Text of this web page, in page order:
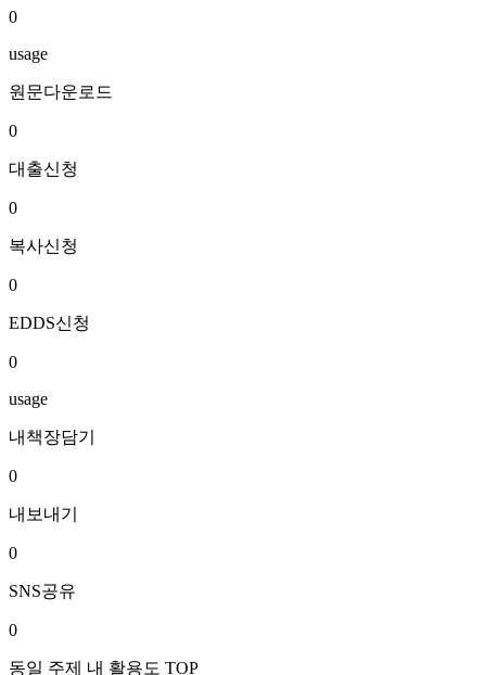
0
usage
원문다운로드
0
대출신청
0
복사신청
0
EDDS신청
0
usage
내책장담기
0
내보내기
0
SNS공유
0
동일 주제 내 활용도 TOP